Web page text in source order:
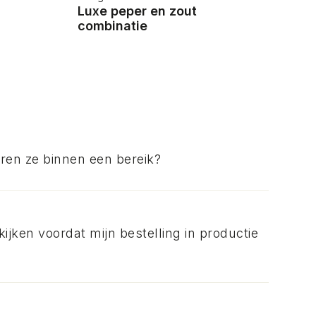
Luxe peper en zout
combinatie
ze binnen een bereik?
voordat mijn bestelling in productie